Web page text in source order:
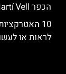
הכפר Sant Martí Vell (30 דקות נסיעה מגירונה)
10
לראות או